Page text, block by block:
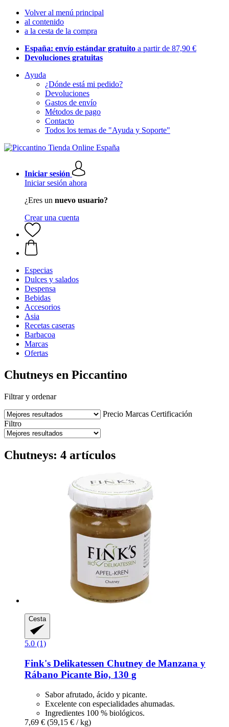
Volver al menú principal
al contenido
a la cesta de la compra
España: envío estándar gratuito a partir de 87,90 €
Devoluciones gratuitas
Ayuda
¿Dónde está mi pedido?
Devoluciones
Gastos de envío
Métodos de pago
Contacto
Todos los temas de "Ayuda y Soporte"
Iniciar sesión
Iniciar sesión ahora
¿Eres un nuevo usuario?
Crear una cuenta
Especias
Dulces y salados
Despensa
Bebidas
Accesorios
Asia
Recetas caseras
Barbacoa
Marcas
Ofertas
Chutneys en Piccantino
Filtrar y ordenar
Precio Marcas Certificación
Filtro
Chutneys: 4 artículos
Cesta
5.0 (1)
Fink's Delikatessen Chutney de Manzana y
Rábano Picante Bio, 130 g
Sabor afrutado, ácido y picante.
Excelente con especialidades ahumadas.
Ingredientes 100 % biológicos.
7,69 € (59,15 € / kg)